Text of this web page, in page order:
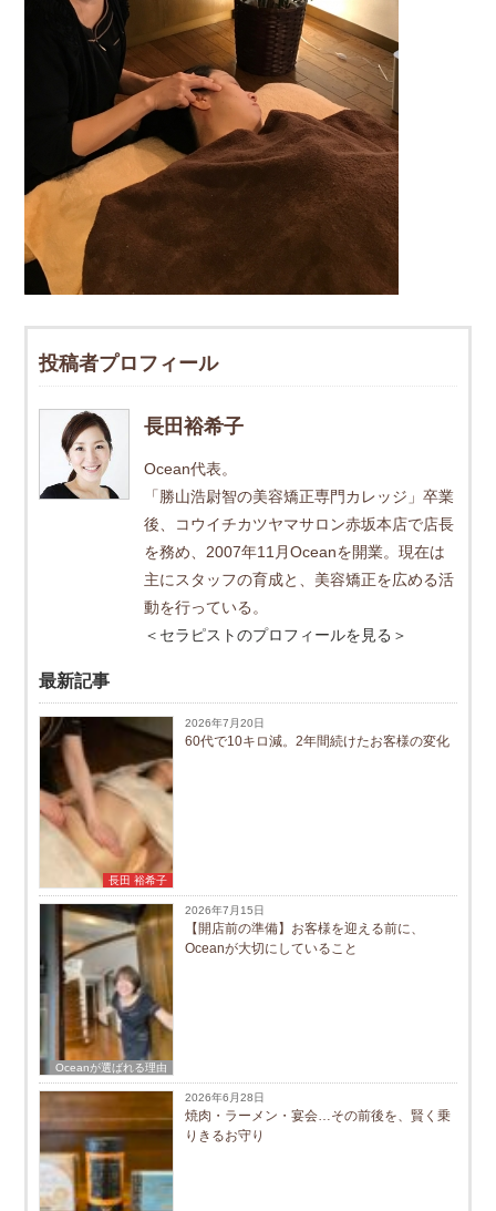
投稿者プロフィール
長田裕希子
Ocean代表。
「勝山浩尉智の美容矯正専門カレッジ」卒業
後、コウイチカツヤマサロン赤坂本店で店長
を務め、2007年11月Oceanを開業。現在は
主にスタッフの育成と、美容矯正を広める活
動を行っている。
＜セラピストのプロフィールを見る＞
最新記事
長田 裕希子
2026年7月20日
60代で10キロ減。2年間続けたお客様の変化
Oceanが選ばれる理由
2026年7月15日
【開店前の準備】お客様を迎える前に、
Oceanが大切にしていること
2026年6月28日
焼肉・ラーメン・宴会…その前後を、賢く乗
りきるお守り